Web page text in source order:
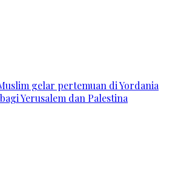
gelar pertemuan di Yordania
Yerusalem dan Palestina